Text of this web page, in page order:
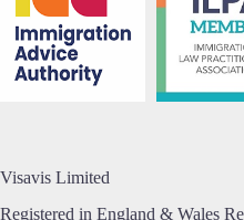
Visavis Limited
Registered in England & Wales